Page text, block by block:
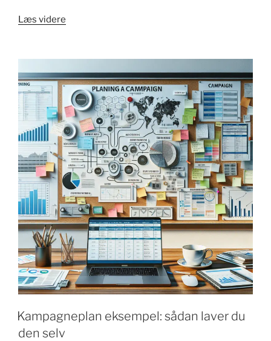
Læs videre
en
kampagneplan:
trin
for
trin
guide"
Kampagneplan eksempel: sådan laver du
den selv